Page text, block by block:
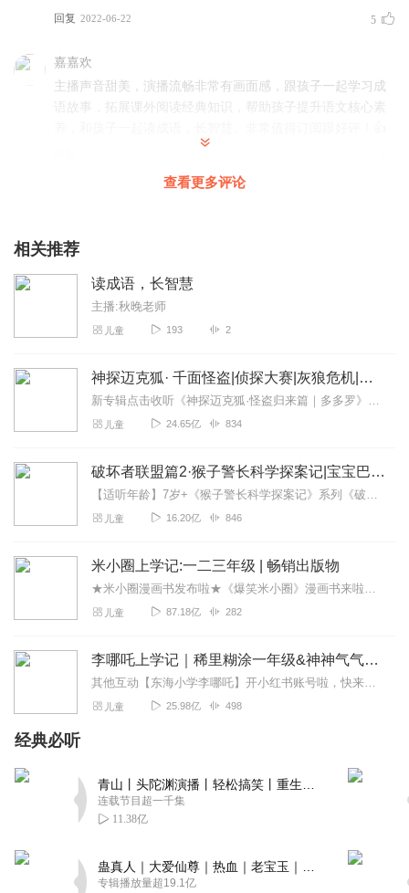
回复 2022-06-22 5
嘉嘉欢
主播声音甜美，演播流畅非常有画面感，跟孩子一起学习成
语故事，拓展课外阅读经典知识，帮助孩子提升语文核心素
期待你的更新，必须五星好评！我做了一个【新华社&人民
2022-06-23
大琥珀888
演绎真不是寂寞而是真有实力，精选题材用心演绎，小故事
大道理伴随孩子成长，用心的主播牵动的不仅是小耳朵，而
是小耳朵内心满足感和期待感，真棒！！！
艾登叔叔
主播声音温柔优美，还能根据不同的角色转换声音，每一集
含大道理，孩子们赶紧听起来，我和孩子要追起来了，成语
怡声相伴茹音相随
主播声音甜美如泉沁人心脾，演播自然让人如沐春风，选读
断订阅分享！
回复 2022-06-09
叶舞啊
温柔的声音 好听的故事 为主播的用心演绎点赞 必须的订阅
查看更多评论
相关推荐
读成语，长智慧
主播:秋晚老师
儿童 193 2
神探迈克狐· 千面怪盗|侦探大赛|灰狼危机|多多罗
新专辑点击收听《神探迈克狐·怪盗归来篇｜多多罗》！！！>>>点击进入主播橱窗购买《神探迈克狐》系列图书吧!<<<多多罗故事【点击前往】收听多多罗其他好玩有趣的故...
儿童 24.65亿 834
破坏者联盟篇2·猴子警长科学探案记|宝宝巴士故事
【适听年龄】7岁+《猴子警长科学探案记》系列《破坏者联盟篇1·猴子警长科学探案记》>>>《破坏者联盟篇2·猴子警长科学探案记》>>>《破坏者联盟篇3·猴子警长科...
儿童 16.20亿 846
米小圈上学记:一二三年级 | 畅销出版物
★米小圈漫画书发布啦★《爆笑米小圈》漫画书来啦《米小圈上学记》一二三年级正版广播剧！《米小圈上学记》系列是儿童作家北猫最新创作的儿童小说系列，作品诙谐幽默、好...
儿童 87.18亿 282
李哪吒上学记｜稀里糊涂一年级&神神气气二年级
其他互动【东海小学李哪吒】开小红书账号啦，快来关注和李哪吒成为好朋友！有机会免费领儿童会员、官方周边！【点击加入】东海小学广播站圈子，更多互动！李哪吒全新冒险番...
儿童 25.98亿 498
经典必听
连载节目超一千集
11.38亿
专辑播放量超19.1亿